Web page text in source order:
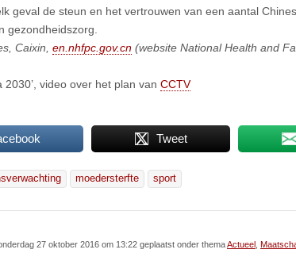
geval de steun en het vertrouwen van een aantal
gezondheidszorg.
Caixin, en.nhfpc.gov.cn (website National Health and
2030’, video over het plan van CCTV
Tweet
moedersterfte sport
27 oktober 2016 om 13:22 geplaatst onder themaActueel